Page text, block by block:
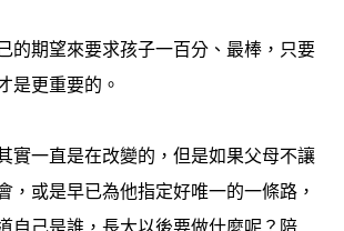
期望來要求孩子一百分、最棒，只要
是更重要的。
一直是在改變的，但是如果父母不讓
，或是早已為他指定好唯一的一條路，
自己是誰，長大以後要做什麼呢？陪